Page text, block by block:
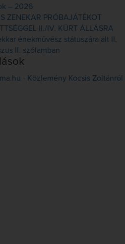
– 2026
ZENEKAR PRÓBAJÁTÉKOT
II./IV. KÜRT ÁLLÁSRA
énekművész státuszára alt II,
II. szólamban
- Közlemény Kocsis Zoltánról